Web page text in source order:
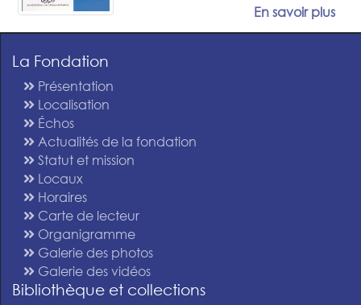
En savoir plus
La Fondation
Présentation
Localisation
Échos
Actualités de la fondation
Statut et mission
Locaux
Horaires
Carte de lecteur
Organigramme
Galerie des photos
Galerie des vidéos
Bibliothèque et collections